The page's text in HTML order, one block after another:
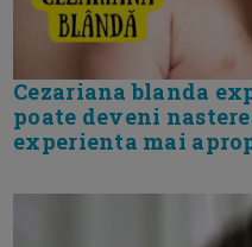
Cezariana blanda
poate deveni
experienta mai